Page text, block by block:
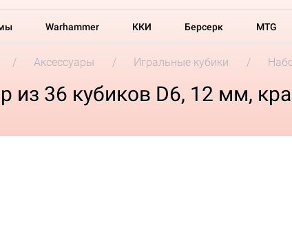
Warhammer ККИ Берсерк MTG
Аксессуары Игральные кубики
из 36 кубиков D6, 12 мм,